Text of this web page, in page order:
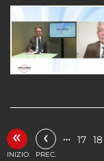
«
INIZIO
‹
PREC.
… 17 18